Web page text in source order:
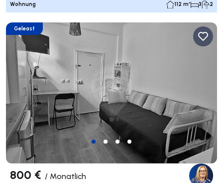
Wohnung 112 m² 3 2
Geleast
800 € / Monatlich